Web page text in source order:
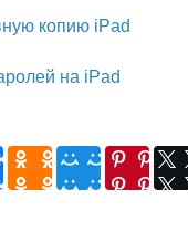
копию iPad
на iPad